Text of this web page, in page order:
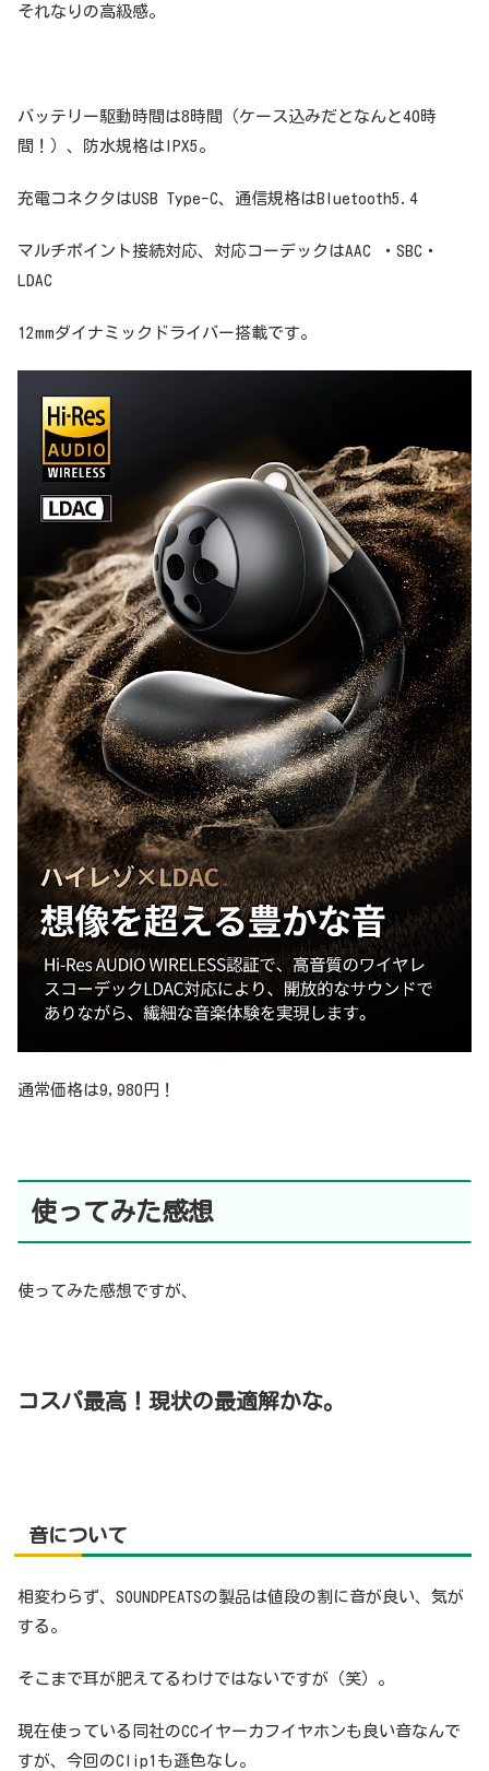
それなりの高級感。
バッテリー駆動時間は8時間（ケース込みだとなんと40時
間！）、防水規格はIPX5。
充電コネクタはUSB Type-C、通信規格はBluetooth5.4
マルチポイント接続対応、対応コーデックはAAC ・SBC・
LDAC
12mmダイナミックドライバー搭載です。
通常価格は9,980円！
使ってみた感想
使ってみた感想ですが、
コスパ最高！現状の最適解かな。
音について
相変わらず、SOUNDPEATSの製品は値段の割に音が良い、気が
する。
そこまで耳が肥えてるわけではないですが（笑）。
現在使っている同社のCCイヤーカフイヤホンも良い音なんで
すが、今回のClip1も遜色なし。